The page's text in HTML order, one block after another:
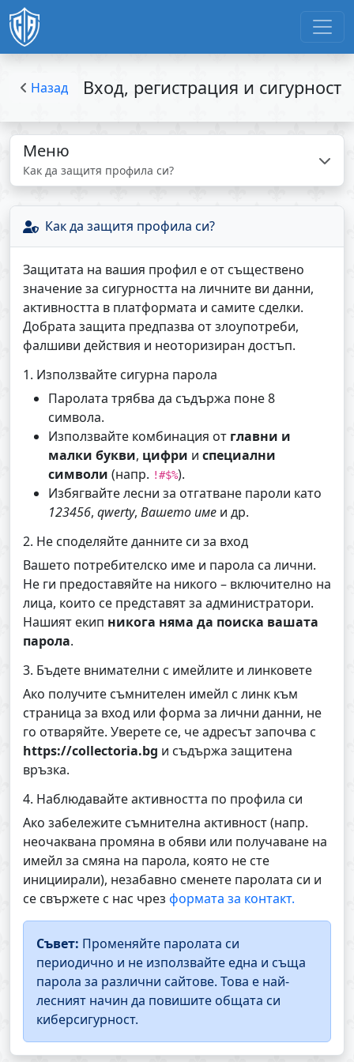
Назад Вход, регистрация и сигурност
Меню
Как да защитя профила си?
Как да защитя профила си?
Защитата на вашия профил е от съществено
значение за сигурността на личните ви данни,
активността в платформата и самите сделки.
Добрата защита предпазва от злоупотреби,
фалшиви действия и неоторизиран достъп.
1. Използвайте сигурна парола
Паролата трябва да съдържа поне 8
символа.
Използвайте комбинация от главни и
малки букви, цифри и специални
символи (напр. !#$%).
Избягвайте лесни за отгатване пароли като
123456, qwerty, Вашето име и др.
2. Не споделяйте данните си за вход
Вашето потребителско име и парола са лични.
Не ги предоставяйте на никого – включително на
лица, които се представят за администратори.
Нашият екип никога няма да поиска вашата
парола.
3. Бъдете внимателни с имейлите и линковете
Ако получите съмнителен имейл с линк към
страница за вход или форма за лични данни, не
го отваряйте. Уверете се, че адресът започва с
https://collectoria.bg и съдържа защитена
връзка.
4. Наблюдавайте активността по профила си
Ако забележите съмнителна активност (напр.
неочаквана промяна в обяви или получаване на
имейл за смяна на парола, която не сте
инициирали), незабавно сменете паролата си и
се свържете с нас чрез формата за контакт.
Съвет: Променяйте паролата си
периодично и не използвайте една и съща
парола за различни сайтове. Това е най-
лесният начин да повишите общата си
киберсигурност.